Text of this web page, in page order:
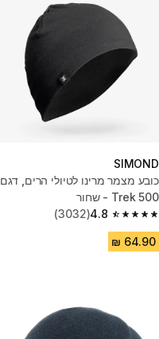
SIMOND
כובע מצמר מרינו לטיולי הרים, דגם
Trek 500 - שחור
4.8
4.8 out of 5 stars from 3032 reviews
(3032)